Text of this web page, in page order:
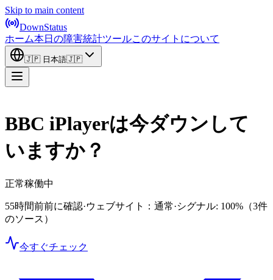
Skip to main content
DownStatus
ホーム本日の障害統計ツールこのサイトについて
🇯🇵 日本語🇯🇵
BBC iPlayerは今ダウンして
いますか？
正常稼働中
55時間前前に確認·ウェブサイト：通常·シグナル: 100% （3件
のソース）
今すぐチェック